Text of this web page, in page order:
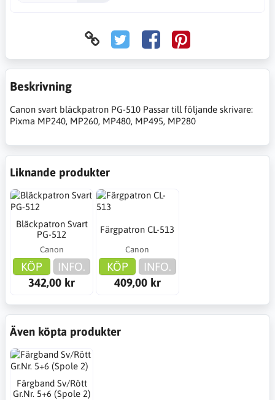
Beskrivning
Canon svart bläckpatron PG-510 Passar till följande skrivare:
Pixma MP240, MP260, MP480, MP495, MP280
Liknande produkter
Bläckpatron Svart
PG-512
Canon
KÖP
INFO.
342,00 kr
Färgpatron CL-513
Canon
KÖP
INFO.
409,00 kr
Även köpta produkter
Färgband Sv/Rött
Gr.Nr. 5+6 (Spole 2)